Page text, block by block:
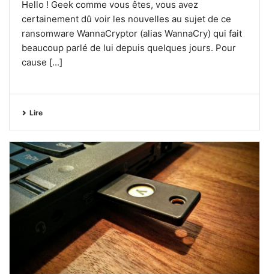
Hello ! Geek comme vous êtes, vous avez
certainement dû voir les nouvelles au sujet de ce
ransomware WannaCryptor (alias WannaCry) qui fait
beaucoup parlé de lui depuis quelques jours. Pour
cause [...]
Lire